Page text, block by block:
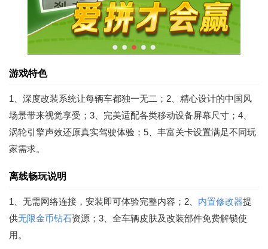
游戏特色
1、深度改装系统让每辆车都独一无二；2、精心设计的中国风
场景带来视觉享受；3、完美适配各类移动设备屏幕尺寸；4、
涡轮引擎声效还原真实驾驶体验；5、丰富关卡设置满足不同玩
家需求。
离线畅玩说明
1、无需网络连接，安装即可体验完整内容；2、 内置修改器提
供无限金币钻石资源；3、全车辆皮肤及改装部件免费解锁使
用。